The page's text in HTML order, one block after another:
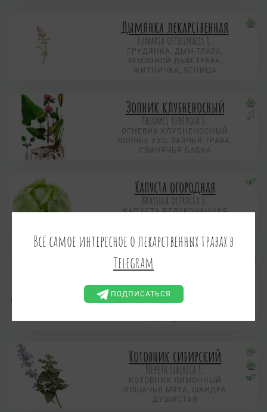
Дымянка лекарственная
Fumaria officinalis L.
ГРУДЯНКА, ДЫМ-ТРАВА,
ЗЕМЛЯНОЙ ДЫМ ТРАВА,
ЖИТНИЧКА, ЯГНИЦА
Зопник клубненосный
Phlomis tuberosa L.
ОГНЕВИК КЛУБНЕНОСНЫЙ
ВОЛЧЬЕ УХО, ЗАЯЧЬЯ ТРАВА,
СВИНЯЧЬЯ БАБКА
Капуста огородная
Brassica oleracea L.
КАПУСТА БЕЛОКОЧАННАЯ
Клюква болотная
quadripetalus Gilib.
КЛЮКВА ОБЫКНОВЕННАЯ, КЛЮКВА
ЖУРАВЛИНА
Котовник сибирский
Nepeta sibirica L.
КОТОВНИК ЛИМОННЫЙ
КОШАЧЬЯ МЯТА, ШАНДРА
ДУШИСТАЯ
Всё самое интересное о лекарственных травах в
Telegram
ПОДПИСАТЬСЯ